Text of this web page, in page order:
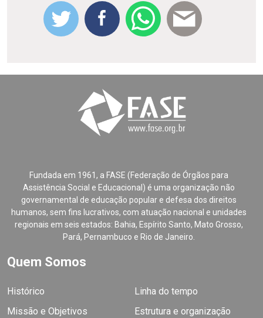
Fundada em 1961, a FASE (Federação de Órgãos para
Assistência Social e Educacional) é uma organização não
governamental de educação popular e defesa dos direitos
humanos, sem fins lucrativos, com atuação nacional e unidades
regionais em seis estados: Bahia, Espírito Santo, Mato Grosso,
Pará, Pernambuco e Rio de Janeiro.
Quem Somos
Histórico
Linha do tempo
Missão e Objetivos
Estrutura e organização